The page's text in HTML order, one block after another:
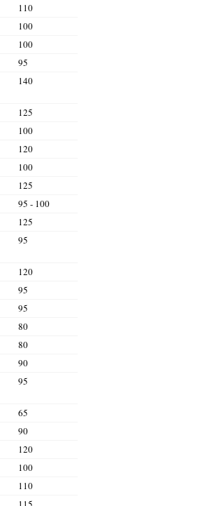
110
100
100
95
140
125
100
120
100
125
95 - 100
125
95
120
95
95
80
80
90
95
65
90
120
100
110